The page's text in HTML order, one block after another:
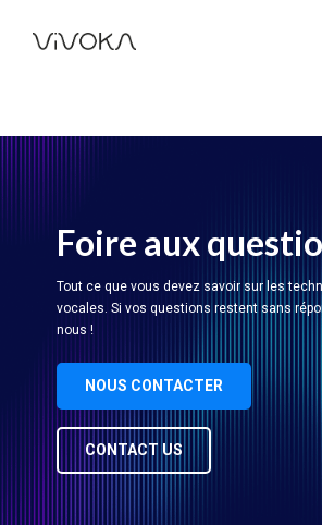
Foire aux
Tout ce que vous devez savoir sur les
vocales. Si vos questions restent sans
nous !
NOUS CONTACTER
CONTACT US